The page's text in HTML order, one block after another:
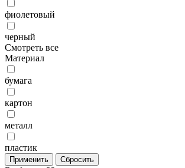
фиолетовый
черный
Смотреть все
Материал
бумага
картон
металл
пластик
Применить Сбросить